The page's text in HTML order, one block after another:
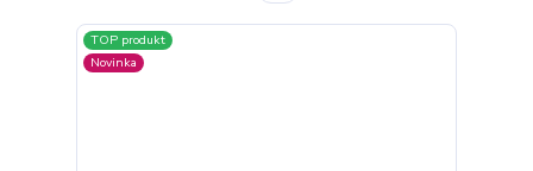
TOP produkt
Novinka